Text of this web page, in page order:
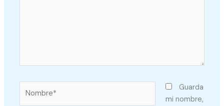
Guarda
mi nombre,